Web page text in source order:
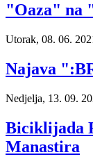
"Oaza" na
Utorak, 08. 06.
Najava
Nedjelja, 13. 09.
Biciklijada
Manastira